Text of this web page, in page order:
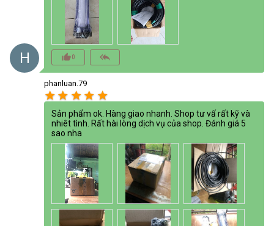
H thumb_up_alt0 reply_all
phanluan.79
star star star star star
Sản phẩm ok. Hàng giao nhanh. Shop tư vấ rất kỹ và
nhiêt tình. Rất hài lòng dịch vụ của shop. Đánh giá 5
sao nha